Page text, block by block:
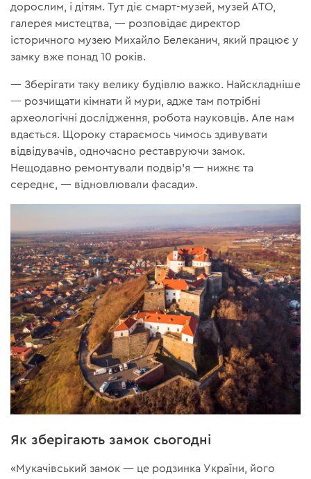
дорослим, і дітям. Тут діє смарт-музей, музей АТО,
галерея мистецтва, — розповідає директор
історичного музею Михайло Белеканич, який працює у
замку вже понад 10 років.
— Зберігати таку велику будівлю важко. Найскладніше
— розчищати кімнати й мури, адже там потрібні
археологічні дослідження, робота науковців. Але нам
вдається. Щороку стараємось чимось здивувати
відвідувачів, одночасно реставруючи замок.
Нещодавно ремонтували подвір'я — нижнє та
середнє, — відновлювали фасади».
Як зберігають замок сьогодні
«Мукачівський замок — це родзинка України, його